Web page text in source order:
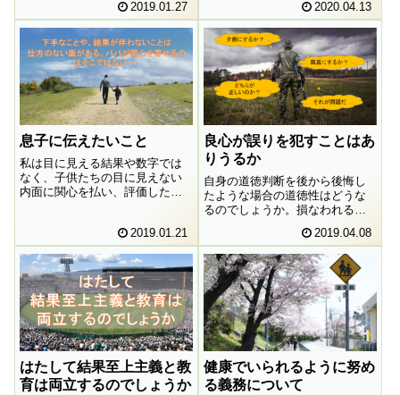
か。こういった問いについて考
えてみたいと思います。
2019.01.27
が存在します。彼らはなぜその
ような行動をとってしまうので
しょうか。カントの言葉を頼り
に、その原因について考えてみ
ました。
2020.04.13
息子に伝えたいこと
私は目に見える結果や数字では
なく、子供たちの目に見えない
内面に関心を払い、評価したい
頻繁に問わなければならないこ
とになります。
2019.01.21
良心が誤りを犯すことはあ
りうるか
自身の道徳判断を後から後悔し
たような場合の道徳性はどうな
るのでしょうか。損なわれるこ
2019.04.08
はたして結果至上主義と教
育は両立するのでしょうか
健康でいられるように努め
る義務について